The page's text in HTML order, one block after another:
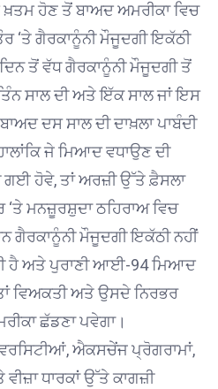
ਹੋਣ ਤੋਂ ਬਾਅਦ ਅਮਰੀਕਾ ਵਿਚ
‘ਤੇ ਗੈਰਕਾਨੂੰਨੀ ਮੌਜੂਦਗੀ ਇਕੱਠੀ
ਤੋਂ ਵੱਧ ਗੈਰਕਾਨੂੰਨੀ ਮੌਜੂਦਗੀ ਤੋਂ
ਸਾਲ ਦੀ ਅਤੇ ਇੱਕ ਸਾਲ ਜਾਂ ਇਸ
ਦਸ ਸਾਲ ਦੀ ਦਾਖ਼ਲਾ ਪਾਬੰਦੀ
ਜੇ ਮਿਆਦ ਵਧਾਉਣ ਦੀ
ਗਈ ਹੋਵੇ, ਤਾਂ ਅਰਜ਼ੀ ਉੱਤੇ ਫ਼ੈਸਲਾ
ਮਨਜ਼ੂਰਸ਼ੁਦਾ ਠਹਿਰਾਅ ਵਿਚ
ਗੈਰਕਾਨੂੰਨੀ ਮੌਜੂਦਗੀ ਇਕੱਠੀ ਨਹੀਂ
ਹੈ ਅਤੇ ਪੁਰਾਣੀ ਆਈ-94 ਮਿਆਦ
ਵਿਅਕਤੀ ਅਤੇ ਉਸਦੇ ਨਿਰਭਰ
ਛੱਡਣਾ ਪਵੇਗਾ।
ਐਕਸਚੇਂਜ ਪ੍ਰੋਗਰਾਮਾਂ,
ਧਾਰਕਾਂ ਉੱਤੇ ਕਾਗਜ਼ੀ